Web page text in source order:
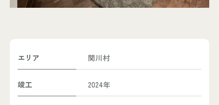
エリア 関川村
竣工 2024年